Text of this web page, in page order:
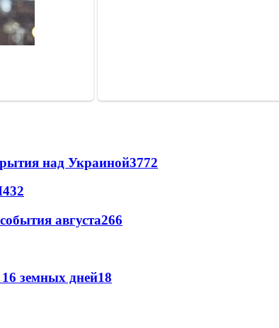
над Украиной3772
432
августа266
земных дней18